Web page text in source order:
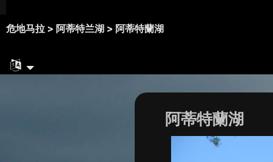
危地马拉 > 阿蒂特兰湖 > 阿蒂特蘭湖
阿蒂特蘭湖